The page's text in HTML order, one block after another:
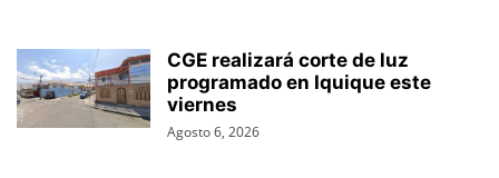
CGE realizará corte de luz
programado en Iquique este
viernes
Agosto 6, 2026